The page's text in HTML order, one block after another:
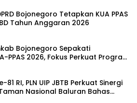
Bojonegoro Tetapkan KUA PPAS
Tahun Anggaran 2026
Bojonegoro Sepakati
PPAS 2026, Fokus Perkuat Program
81 RI, PLN UIP JBTB Perkuat Sinergi
Nasional Baluran Bahas